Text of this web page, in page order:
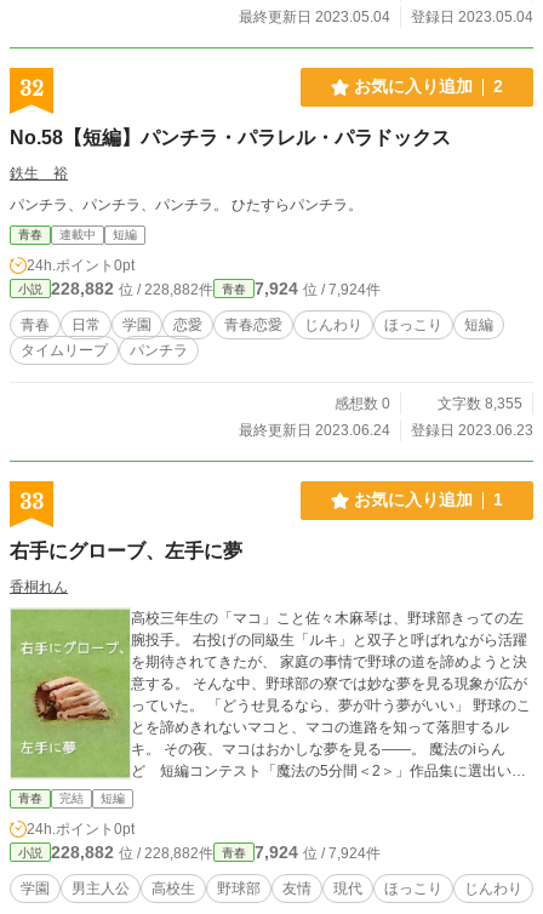
最終更新日 2023.05.04
登録日 2023.05.04
32 お気に入り追加 2
No.58【短編】パンチラ・パラレル・パラドックス
鉄生 裕
パンチラ、パンチラ、パンチラ。 ひたすらパンチラ。
青春 連載中 短編
24h.ポイント 0pt
小説 228,882 位 / 228,882件 青春 7,924 位 / 7,924件
青春 日常 学園 恋愛 青春恋愛 じんわり ほっこり
短編
タイムリープ
パンチラ
感想数 0
文字数 8,355
最終更新日 2023.06.24
登録日 2023.06.23
33 お気に入り追加 1
右手にグローブ、左手に夢
香桐れん
高校三年生の「マコ」こと佐々木麻琴は、野球部きっての左
腕投手。 右投げの同級生「ルキ」と双子と呼ばれながら活躍
を期待されてきたが、 家庭の事情で野球の道を諦めようと決
意する。 そんな中、野球部の寮では妙な夢を見る現象が広が
っていた。 「どうせ見るなら、夢が叶う夢がいい」 野球のこ
とを諦めきれないマコと、マコの進路を知って落胆するル
キ。 その夜、マコはおかしな夢を見る――。 魔法のiらん
ど 短編コンテスト「魔法の5分間＜2＞」作品集に選出いた
だきました。 小説家になろう 等、他の小説投稿サイトにも
青春 完結 短編
24h.ポイント 0pt
小説 228,882 位 / 228,882件 青春 7,924 位 / 7,924件
学園 男主人公 高校生 野球部 友情 現代 ほっこり じんわり